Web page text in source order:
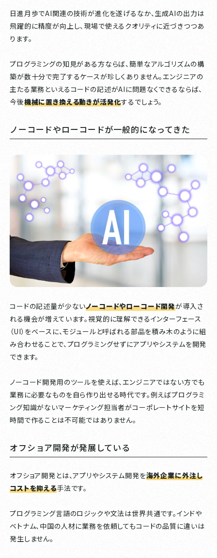
日進月歩でAI関連の技術が進化を遂げるなか、生成AIの出力は
飛躍的に精度が向上し、現場で使えるクオリティに近づきつつあ
ります。
プログラミングの知見がある方ならば、簡単なアルゴリズムの構
築が数十分で完了するケースが珍しくありません。エンジニアの
主たる業務といえるコードの記述がAIに問題なくできるならば、
今後機械に置き換える動きが活発化するでしょう。
ノーコードやローコードが一般的になってきた
コードの記述量が少ないノーコードやローコード開発が導入さ
れる機会が増えています。視覚的に理解できるインターフェース
（UI）をベースに、モジュールと呼ばれる部品を積み木のように組
み合わせることで、プログラミングせずにアプリやシステムを開発
できます。
ノーコード開発用のツールを使えば、エンジニアではない方でも
業務に必要なものを自ら作り出せる時代です。例えばプログラミ
ング知識がないマーケティング担当者がコーポレートサイトを短
時間で作ることは不可能ではありません。
オフショア開発が発展している
オフショア開発とは、アプリやシステム開発を海外企業に外注し
コストを抑える手法です。
プログラミング言語のロジックや文法は世界共通です。インドや
ベトナム、中国の人材に業務を依頼してもコードの品質に違いは
発生しません。